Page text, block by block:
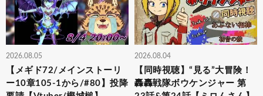
2026.08.05
【メギド72/メインストーリ
ー10章105-1から/#80】投降
2026.08.04
【同時視聴】“見る”大冒険！
轟轟戦隊ボウケンジャー 第